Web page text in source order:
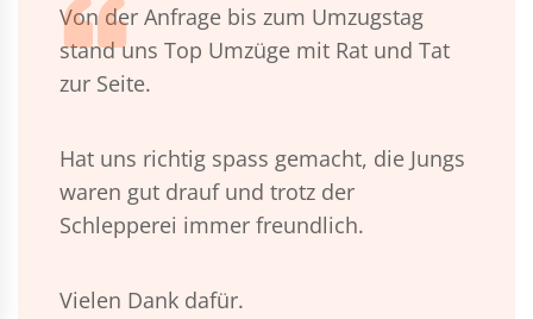
Von der Anfrage bis zum Umzugstag
stand uns Top Umzüge mit Rat und Tat
zur Seite.
Hat uns richtig spass gemacht, die Jungs
waren gut drauf und trotz der
Schlepperei immer freundlich.
Vielen Dank dafür.